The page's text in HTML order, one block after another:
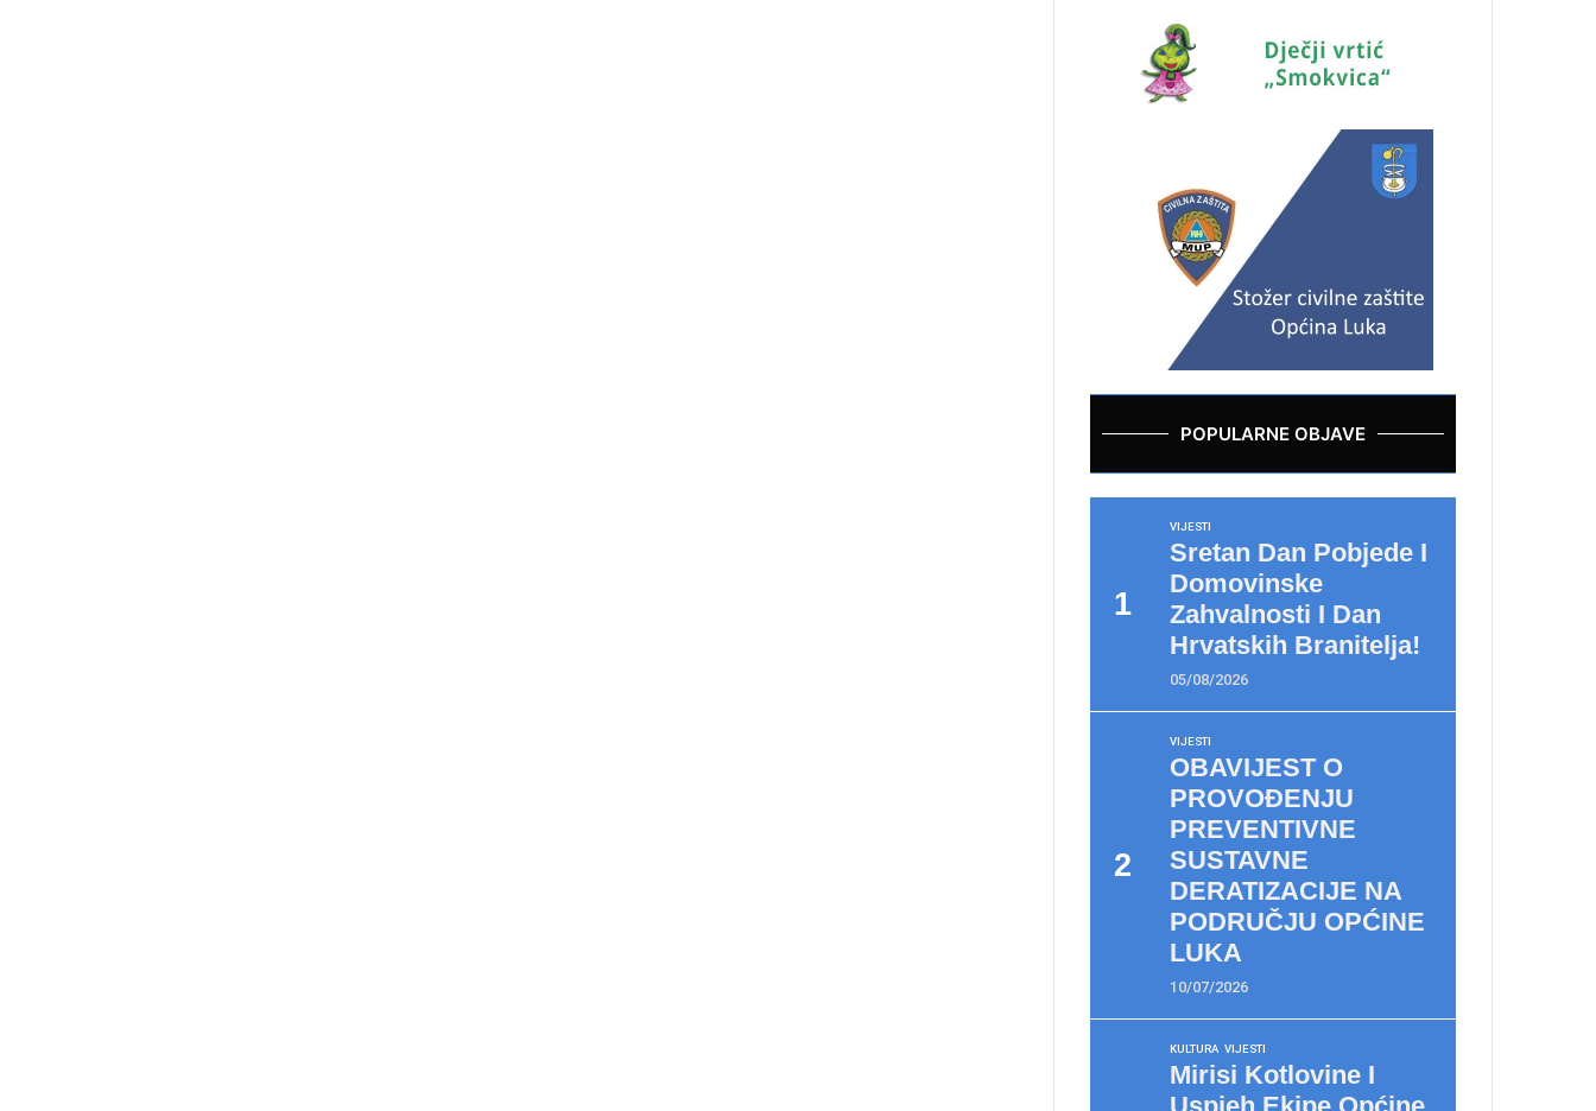
POPULARNE OBJAVE
VIJESTI
Sretan Dan Pobjede I
Domovinske
Zahvalnosti I Dan
Hrvatskih Branitelja!
05/08/2026
VIJESTI
OBAVIJEST O
PROVOĐENJU
PREVENTIVNE
SUSTAVNE
DERATIZACIJE NA
PODRUČJU OPĆINE
LUKA
10/07/2026
KULTURA VIJESTI
Mirisi Kotlovine I
Uspjeh Ekipe Općine